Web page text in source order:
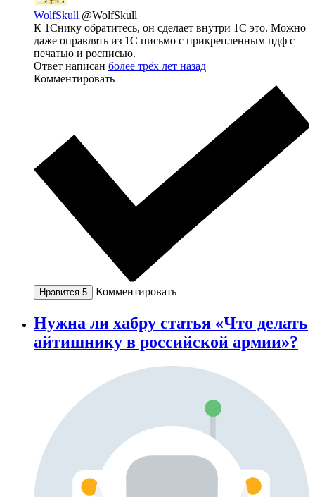
WolfSkull @WolfSkull
К 1Снику обратитесь, он сделает внутри 1С это. Можно
даже оправлять из 1С письмо с прикрепленным пдф с
печатью и росписью.
Ответ написан более трёх лет назад
Комментировать
Нравится 5 Комментировать
Нужна ли хабру статья «Что делать
айтишнику в российской армии»?